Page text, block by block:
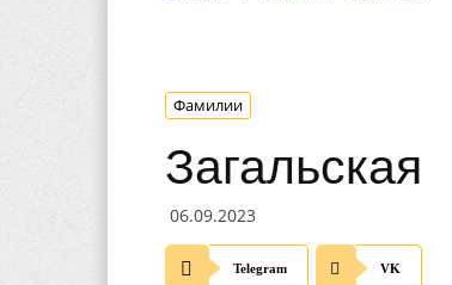
Фамилии
Загальская
06.09.2023
Telegram VK